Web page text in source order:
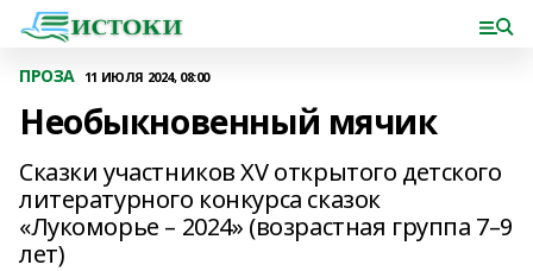
ПРОЗА 11 ИЮЛЯ 2024, 08:00
Необыкновенный мячик
Сказки участников XV открытого детского
литературного конкурса сказок
«Лукоморье – 2024» (возрастная группа 7–9
лет)